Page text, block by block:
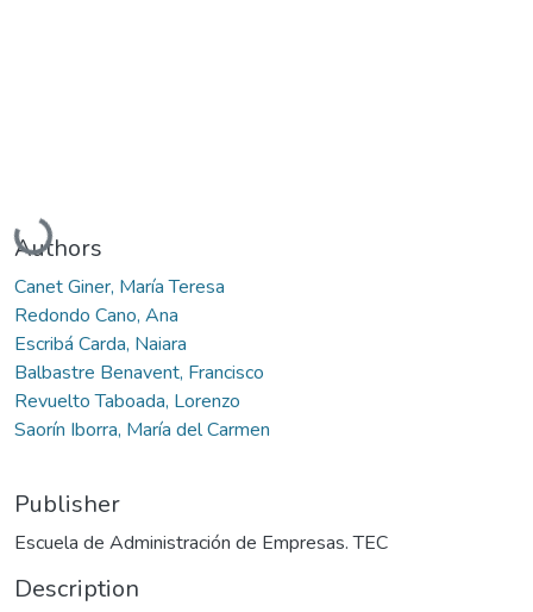
Loading...
Authors
Canet Giner, María Teresa
Redondo Cano, Ana
Escribá Carda, Naiara
Balbastre Benavent, Francisco
Revuelto Taboada, Lorenzo
Saorín Iborra, María del Carmen
Publisher
Escuela de Administración de Empresas. TEC
Description